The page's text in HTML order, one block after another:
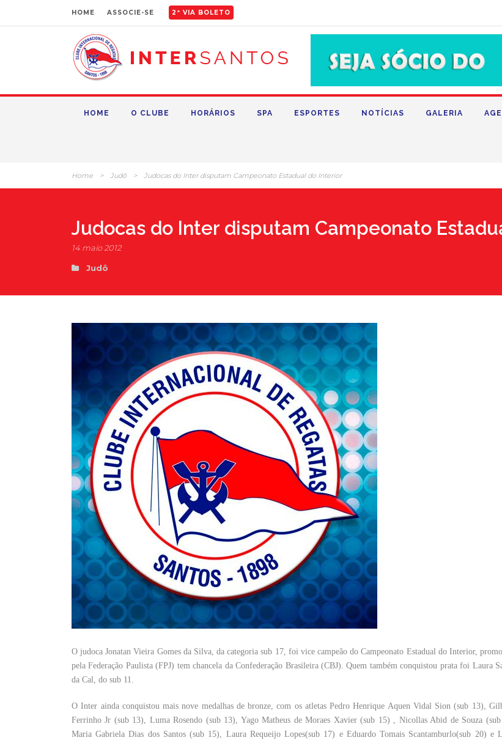
HOME ASSOCIE-SE 2ª VIA BOLETO
HOME O CLUBE HORÁRIOS SPA ESPORTES NOTÍCIAS GALERIA
Home > Judô > Judocas do Inter disputam Campeonato Estadual do Interior
Judocas do Inter disputam Campeonato
14 maio 2012
Judô
O judoca Jonatan Vieira Gomes da Silva, da categoria sub 17, foi vice campeão do Campeonato Estadual do Interior,
pela Federação Paulista (FPJ) tem chancela da Confederação Brasileira (CBJ). Quem também conquistou prata foi Laura
da Cal, do sub 11.
O Inter ainda conquistou mais nove medalhas de bronze, com os atletas Pedro Henrique Aquen Vidal Sion (sub 13),
Ferrinho Jr (sub 13), Luma Rosendo (sub 13), Yago Matheus de Moraes Xavier (sub 15) , Nicollas Abid de Souza
Maria Gabriela Dias dos Santos (sub 15), Laura Requeijo Lopes(sub 17) e Eduardo Tomais Scantamburlo(sub 20) e